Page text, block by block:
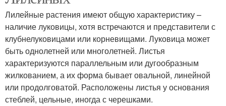
Лилейные растения имеют общую характеристику –
наличие луковицы, хотя встречаются и представители с
клубнелуковицами или корневищами. Луковица может
быть однолетней или многолетней. Листья
характеризуются параллельным или дугообразным
жилкованием, а их форма бывает овальной, линейной
или продолговатой. Расположены листья у основания
стеблей, цельные, иногда с черешками.